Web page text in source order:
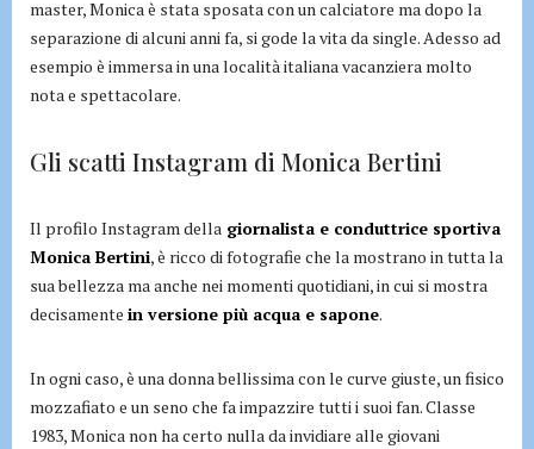
master, Monica è stata sposata con un calciatore ma dopo la
separazione di alcuni anni fa, si gode la vita da single. Adesso ad
esempio è immersa in una località italiana vacanziera molto
nota e spettacolare.
Gli scatti Instagram di Monica Bertini
Il profilo Instagram della giornalista e conduttrice sportiva
Monica Bertini, è ricco di fotografie che la mostrano in tutta la
sua bellezza ma anche nei momenti quotidiani, in cui si mostra
decisamente in versione più acqua e sapone.
In ogni caso, è una donna bellissima con le curve giuste, un fisico
mozzafiato e un seno che fa impazzire tutti i suoi fan. Classe
1983, Monica non ha certo nulla da invidiare alle giovani